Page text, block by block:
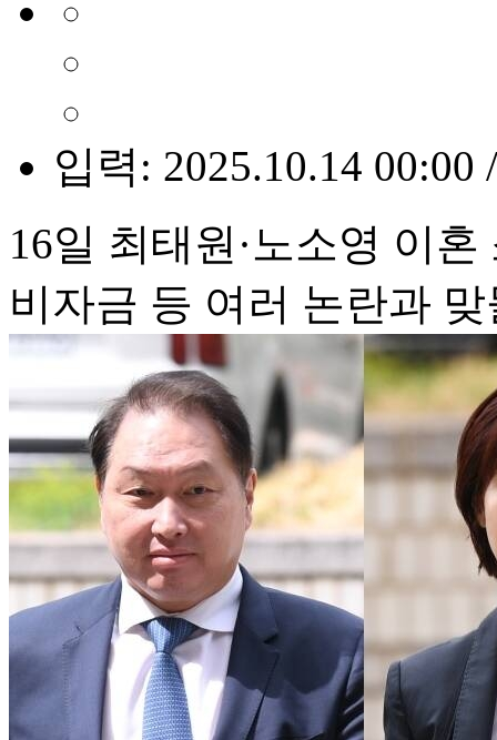
입력: 2025.10.14 00:00
16일 최태원·노소영 이
비자금 등 여러 논란과